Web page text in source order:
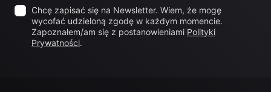
Chcę zapisać się na Newsletter. Wiem, że mogę
wycofać udzieloną zgodę w każdym momencie.
Zapoznałem/am się z postanowieniami Polityki
Prywatności.